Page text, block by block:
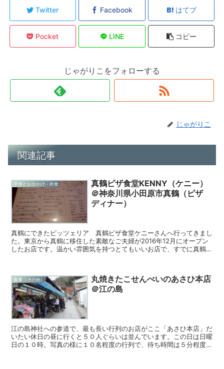
Twitter Facebook はてブ
Pocket LINE コピー
じゃがりこをフォローする
じゃがりこ
関連記事
子供とお出かけ・外食
真鶴ピザ食堂KENNY（ケニー）
＠神奈川県小田原市真鶴（ピザ
ディナー）
真鶴にできたピッツェリア 真鶴ピザ食堂ケニーさんへ行ってきまし
た。東京から真鶴に移住した素敵なご夫婦が2016年12月にオープン
したお店です。温かい雰囲気を持つとてもいいお店で、すでに真鶴の
食事（その他）
丸焼きたこせんべいのあさひ本店
＠江の島
江の島神社への参道で、最も長い行列のお店がここ「あさひ本店」だ
いたい休日の昼に行くと５０人ぐらいは並んでいます。この日は日曜
日の１０時。写真の様に１０名程度の行列で、待ち時間は５分程度。